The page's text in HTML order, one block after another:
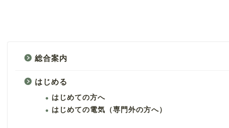
総合案内
はじめる
はじめての方へ
はじめての電気（専門外の方へ）